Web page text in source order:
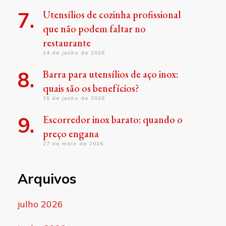
Utensílios de cozinha profissional
que não podem faltar no
restaurante
24 de junho de 2026
Barra para utensílios de aço inox:
quais são os benefícios?
15 de junho de 2026
Escorredor inox barato: quando o
preço engana
27 de maio de 2026
Arquivos
julho 2026